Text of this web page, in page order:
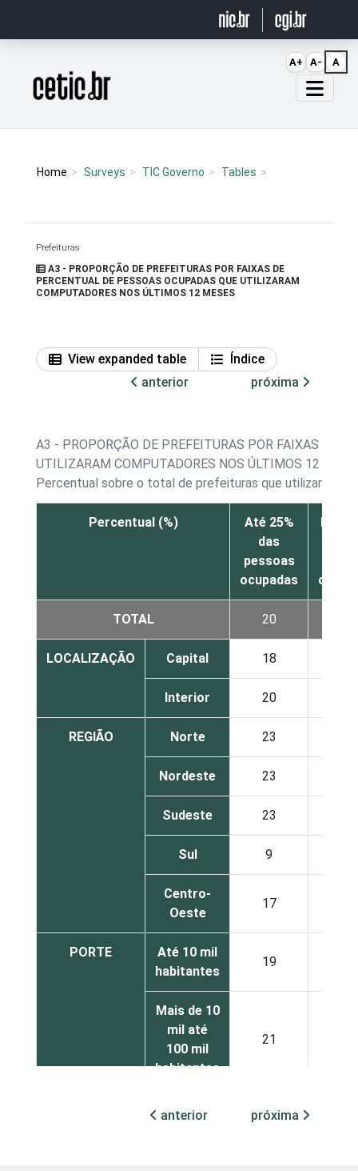
Página inicial
Home Surveys TIC Governo Tables
Prefeituras
A3 - PROPORÇÃO DE PREFEITURAS POR FAIXAS DE
PERCENTUAL DE PESSOAS OCUPADAS QUE UTILIZARAM
COMPUTADORES NOS ÚLTIMOS 12 MESES
View expanded table
Índice
anterior
próxima
A3 - PROPORÇÃO DE PREFEITURAS POR FAIXAS DE
UTILIZARAM COMPUTADORES NOS ÚLTIMOS 12
Percentual sobre o total de prefeituras que utilizam
Percentual (%)
Até 25%
das
pessoas
ocupadas
De
TOTAL 20
LOCALIZAÇÃO Capital 18
Interior 20
REGIÃO Norte 23
Nordeste 23
Sudeste 23
Sul 9
Centro-
Oeste
17
PORTE
Até 10 mil
habitantes
19
Mais de 10
mil até
100 mil
habitantes
21
Mais de
anterior próxima
A+ A- A